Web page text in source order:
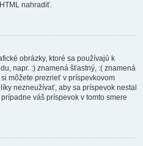
nahradiť.
obrázky, ktoré sa používajú k
napr. :) znamená šťastný, :( znamená
môžete prezrieť v príspevkovom
nezneužívať, aby sa príspevok nestal
váš príspevok v tomto smere